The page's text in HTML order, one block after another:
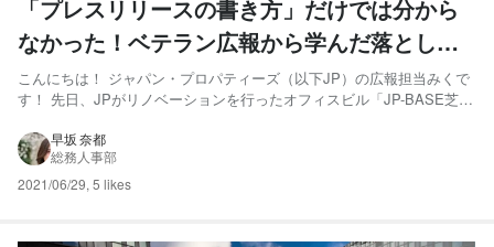
「プレスリリースの書き方」だけでは分から
なかった！ベテラン広報から学んだ落とし
穴。
こんにちは！ ジャパン・プロパティーズ（以下JP）の広報担当みくで
す！ 先日、JPがリノベーションを行ったオフィスビル「JP-BASE芝大
少なガレージが併設されているオフィスで、 内装・什器が既にデザイ
ンされ、入居後すぐにオフィスとして稼働が...
早坂 奈都
総務人事部
2021/06/29, 5 likes